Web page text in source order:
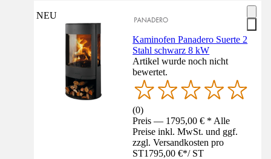
NEU
Kaminofen Panadero Suerte 2
Stahl schwarz 8 kW
Artikel wurde noch nicht
bewertet.
(0)
Preis — 1795,00 € * Alle
Preise inkl. MwSt. und ggf.
zzgl. Versandkosten pro
ST1795,00 €*/ ST